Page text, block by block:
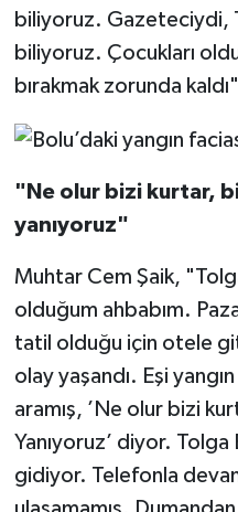
biliyoruz. Gazeteciydi,
biliyoruz. Çocukları
bırakmak zorunda
"Ne olur bizi kurtar,
yanıyoruz"
Muhtar Cem Şaik,
olduğum ahbabım.
tatil olduğu için otele
olay yaşandı. Eşi
aramış, ’Ne olur bizi
Yanıyoruz’ diyor.
gidiyor. Telefonla